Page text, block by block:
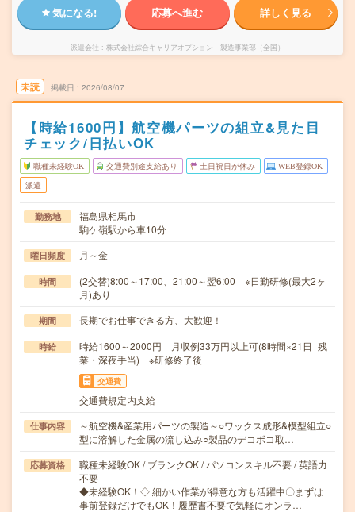
気になる! 応募へ進む 詳しく見る
派遣会社 株式会社綜合キャリアオプション 製造事業部（全国）
未読 掲載日 2026/08/07
【時給1600円】航空機パーツの組立&見た目
チェック/日払いOK
職種未経験OK 交通費別途支給あり 土日祝日が休み WEB登録OK
派遣
勤務地
福島県相馬市
駒ケ嶺駅から車10分
曜日頻度 月～金
時間
(2交替)8:00～17:00、21:00～翌6:00 ※日勤研修(最大2ヶ
月)あり
期間 長期でお仕事できる方、大歓迎！
時給
時給1600～2000円 月収例33万円以上可(8時間×21日+残
業・深夜手当) ※研修終了後
交通費
交通費規定内支給
仕事内容
～航空機&産業用パーツの製造～○ワックス成形&模型組立○
型に溶解した金属の流し込み○製品のデコボコ取…
応募資格
職種未経験OK / ブランクOK / パソコンスキル不要 / 英語力
不要
◆未経験OK！◇ 細かい作業が得意な方も活躍中〇まずは
事前登録だけでもOK！履歴書不要で気軽にオンラ…